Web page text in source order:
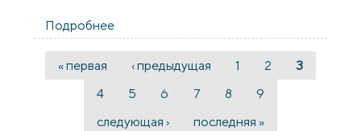
Подробнее
Предтеченском приходе г. Гродно
Страницы
« первая ‹ предыдущая 1 2
3
4
5 6 7 8
9
следующая ›
последняя »